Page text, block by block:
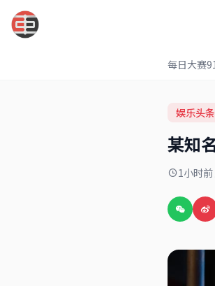
每日大赛
娱乐头条
某知
1小时前